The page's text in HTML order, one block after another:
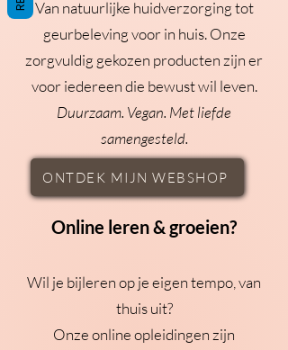
Van natuurlijke huidverzorging tot
geurbeleving voor in huis. Onze
zorgvuldig gekozen producten zijn er
voor iedereen die bewust wil leven.
Duurzaam. Vegan. Met liefde
samengesteld.
ONTDEK MIJN WEBSHOP
Online leren & groeien?
Wil je bijleren op je eigen tempo, van
thuis uit?
Onze online opleidingen zijn